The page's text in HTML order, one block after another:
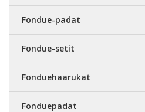
Fondue-padat
Fondue-setit
Fonduehaarukat
Fonduepadat